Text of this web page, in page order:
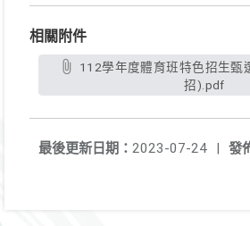
相關附件
招).pdf
發
最後更新日期： 2023-07-24
|